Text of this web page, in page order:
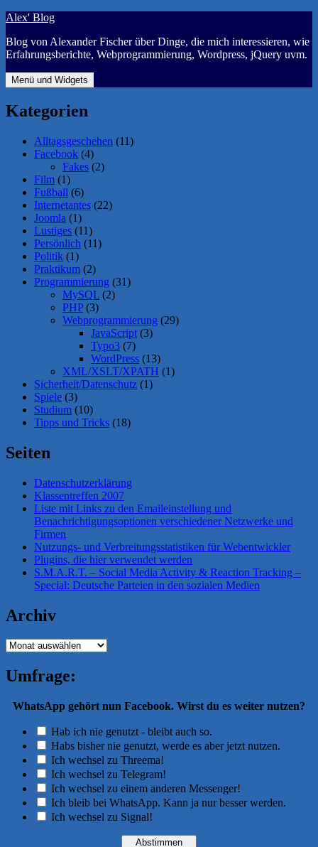
Zum
springen
Alex' Blog
Blog von Alexander Fischer über Dinge, die mich interessieren, wie
Erfahrungsberichte, Webprogrammierung, Wordpress, jQuery uvm.
Menü und Widgets
Kategorien
Alltagsgeschehen (11)
Facebook (4)
Fakes (2)
Film (1)
Fußball (6)
Internetantes (22)
Joomla (1)
Lustiges (11)
Persönlich (11)
Politik (1)
Praktikum (2)
Programmierung (31)
MySQL (2)
PHP (3)
Webprogrammierung (29)
JavaScript (3)
Typo3 (7)
WordPress (13)
XML/XSLT/XPATH (1)
Sicherheit/Datenschutz (1)
Spiele (3)
Studium (10)
Tipps und Tricks (18)
Seiten
Datenschutzerklärung
Klassentreffen 2007
Liste mit Links zu den Emaileinstellung und
Benachrichtigungsoptionen verschiedener Netzwerke und
Firmen
Nutzungs- und Verbreitungsstatistiken für Webentwickler
Plugins, die hier verwendet werden
S.M.A.R.T. – Social Media Activity & Reaction Tracking –
Special: Deutsche Parteien in den sozialen Medien
Archiv
Archiv
Umfrage:
WhatsApp gehört nun Facebook. Wirst du es weiter nutzen?
Hab ich nie genutzt - bleibt auch so.
Habs bisher nie genutzt, werde es aber jetzt nutzen.
Ich wechsel zu Threema!
Ich wechsel zu Telegram!
Ich wechsel zu einem anderen Messenger!
Ich bleib bei WhatsApp. Kann ja nur besser werden.
Ich wechsel zu Signal!